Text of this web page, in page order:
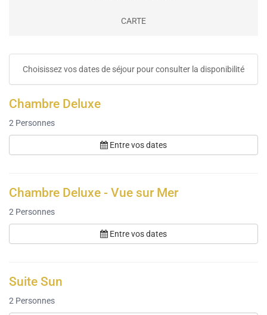
CARTE
Choisissez vos dates de séjour pour consulter la disponibilité
Chambre Deluxe
2 Personnes
Entre vos dates
Chambre Deluxe - Vue sur Mer
2 Personnes
Entre vos dates
Suite Sun
2 Personnes